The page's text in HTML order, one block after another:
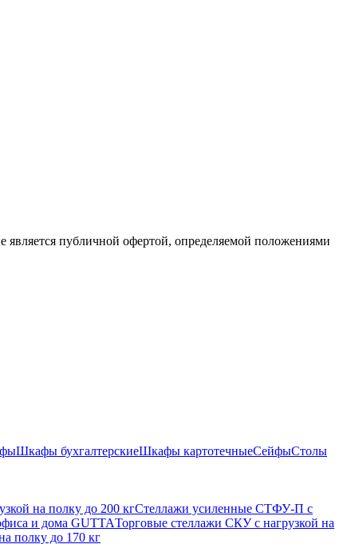
публичной офертой, определяемой положениями
Шкафы бухгалтерскиеШкафы картотечныеСейфыСтолы
на полку до 200 кгСтеллажи усиленные СТФУ-П с
и дома GUTTAТорговые стеллажи СКУ с нагрузкой на
полку до 170 кг